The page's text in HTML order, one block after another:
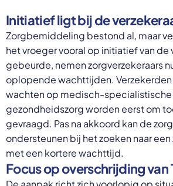
Initiatief ligt bij de
Zorgbemiddeling bestond al, maar
het vroeger vooral op initiatief van de
gebeurde, nemen zorgverzekeraars
oplopende wachttijden.
wachten op medisch-
gezondheidszorg worden eerst om
gevraagd. Pas na akkoord kan de
ondersteunen bij het zoeken naar
met een kortere wachttijd.
Focus op overschrijding van